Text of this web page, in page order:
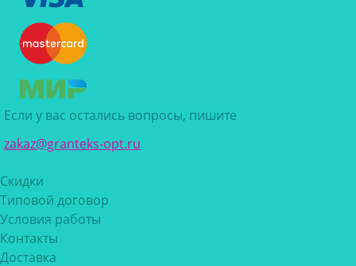
Если у вас остались вопросы, пишите
zakaz@granteks-opt.ru
Скидки
Типовой договор
Условия работы
Контакты
Доставка